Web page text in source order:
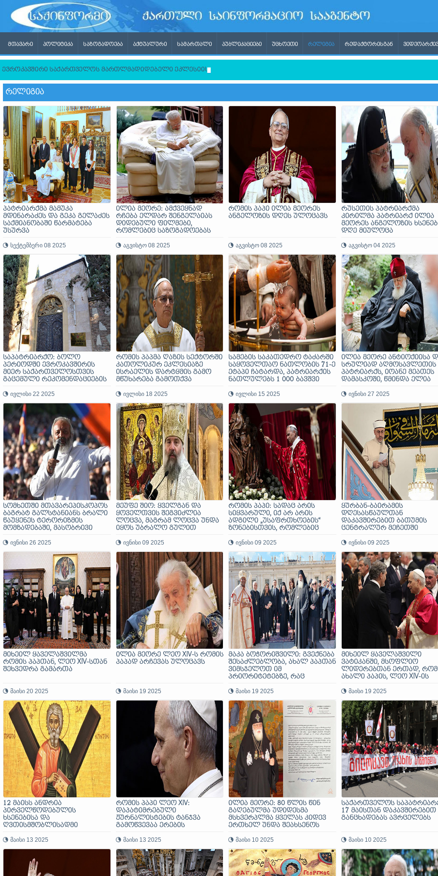
ᲛᲗᲐᲕᲐᲠᲘ ᲞᲝᲚᲘᲢᲘᲙᲐ ᲡᲐᲖᲝᲒᲐᲓᲝᲔᲑᲐ ᲐᲥᲢᲣᲐᲚᲣᲠᲘ ᲡᲐᲛᲐᲠᲗᲐᲚᲘ ᲞᲣᲑᲚᲘᲙᲐᲪᲘᲔᲑᲘ ᲣᲪᲮᲝᲔᲗᲘ ᲠᲔᲚᲘᲒᲘᲐ ᲠᲔᲓᲐᲥᲢᲝᲠᲘᲡᲒᲐᲜ
ევროკავშირი საქართველოს მართლმადიდებელი ეკლესიისგან ლგბტ პროპაგანდას ითხოვდა, ხოლო უარის თქმის შემდეგ ის
ᲠᲔᲚᲘᲒᲘᲐ
პატრიარქმა მამუკა
მდინარაძეს და გეკა გელაძეს
საქმიანობაში წარმატება
უსურვა
სექტემბერი 08 2025
ილია მეორე: ამქვეყნად
რჩება ელდარ შენგელაიას
დიდებული ფილმები,
რომლებიც საზოგადოებას
რომ სიცოცხლის ნამდვილი
აზრი სიკეთის მსახურებაშია
აგვისტო 08 2025
რომის პაპი ილია მეორეს
ანგელოზის დღეს ულოცავს
აგვისტო 08 2025
რუსეთის პატრიარქმა
კირილმა პატრიარქ ილია
მეორეს ანგელოზის
დღე მიულოცა
აგვისტო 04 2025
საპატრიარქო: ბოლო
პერიოდში ევროკავშირის
მიერ საქართველოსთვის
გაცემული რეკომენდაციების
საზოგადოებისა და
მართლმადიდებელი
ეკლესიის წიაღში სერიოზულ
შეშფოთებას იწვევს
ივლისი 22 2025
რომის პაპმა ღაზის სექტორში
კათოლიკურ ეკლესიაზე
ისრაელის დარტყმის გამო
მწუხარება გამოთქვა
ივლისი 18 2025
სამების საკათედრო ტაძარში
საყოველთაო ნათლობის 71-ე
ეტაპი ჩატარდა, პატრიარქის
ნათლულებს 1 000 ბავშვი
ივლისი 15 2025
ილია მეორე ანტიოქიისა
სრულიად აღმოსავლეთის
პატრიარქს, იოანე მეათეს
დამასკოში, წმინდა ელია
ტერორისტული აქტის
უსამძიმრებს
ივნისი 27 2025
სომხეთში მთავარეპისკოპოს
ბაგრატ გალსტანიანს ბრალი
წაუყენეს ტერორიზმის
მომზადებაში, მასობრივი
ძალაუფლების ხელში
ჩაგდებაში
ივნისი 26 2025
მეუფე შიო: ყველგან და
ყოველთვის შეგვიძლია
ლოცვა, მაგრამ ლოცვა უნდა
იყოს უბრალო გულით
ივნისი 09 2025
რომის პაპი: სადაც არის
სიყვარული, იქ არ არის
ადგილი „უსაფრთხოების“
ზონებისთვის, რომლებიც
ივნისი 09 2025
ყურბან-ბაირამის
დღესასწაულთან
დაკავშირებით ბათუმის
ცენტრალურ მეჩეთში
ლოცვა აღავლინა
ივნისი 09 2025
მიხეილ ყაველაშვილმა
რომის პაპთან, ლეო XIV-სთან
შეხვედრა გამართა
მაისი 20 2025
ილია მეორე ლეო XIV-ს რომის
პაპად არჩევას ულოცავს
მაისი 19 2025
მაკა ბოჭორიშვილი: გვექნება
შესაძლებლობა, ახალ პაპთან
ვიმსჯელოთ იმ
პრიორიტეტებზე, რაც
მაისი 19 2025
მიხეილ ყაველაშვილი
ვატიკანში, მსოფლიო
ლიდერებთან ერთად,
ახალი პაპის, ლეო XIV-ის
დაესწრო
მაისი 19 2025
12 მაისს ანდრია
პირველწოდებულის
ხსენებისა და
ღვთისმშობლისადმი
წილხვდომილობის დღე
აღინიშნა
მაისი 13 2025
რომის პაპი ლეო XIV:
დაპატიმრებული
ჟურნალისტების ტანჯვა
გამოწვევაა ერების
მოგვიწოდებს, დავიცვათ
სიტყვისა და პრესის
თავისუფლება
მაისი 13 2025
ილია მეორე: 80 წლის წინ
გაღებულმა უდიდესმა
მსხვერპლმა ყველას კიდევ
ერთხელ უნდა შეახსენოს
აუცილებლობა
მაისი 10 2025
საქართველოს
17 მაისთან დაკავშირებით
განცხადებას ავრცელებს
მაისი 10 2025